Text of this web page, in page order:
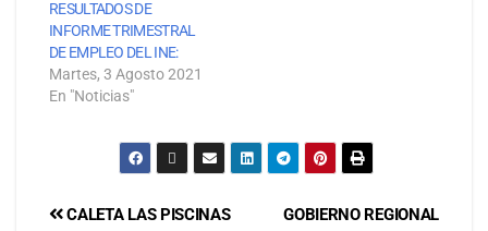
RESULTADOS DE
INFORME TRIMESTRAL
DE EMPLEO DEL INE:
Martes, 3 Agosto 2021
En "Noticias"
GOBIERNO REGIONAL
CALETA LAS PISCINAS